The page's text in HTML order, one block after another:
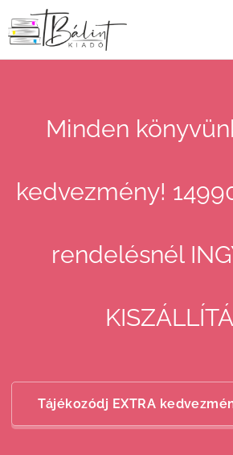
Minden
kedvezmény!
rendelésnél
Tájékozódj EXTRA